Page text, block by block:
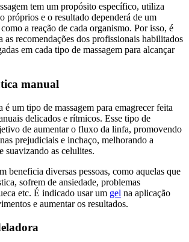
tem um propósito específico, utiliza
próprios e o resultado dependerá de um
a reação de cada organismo. Por isso, é
as recomendações dos profissionais habilitados
em cada tipo de massagem para alcançar
manual
um tipo de massagem para emagrecer feita
delicados e rítmicos. Esse tipo de
de aumentar o fluxo da linfa, promovendo
prejudiciais e inchaço, melhorando a
suavizando as celulites.
beneficia diversas pessoas, como aquelas que
sofrem de ansiedade, problemas
etc. É indicado usar um gel na aplicação
e aumentar os resultados.